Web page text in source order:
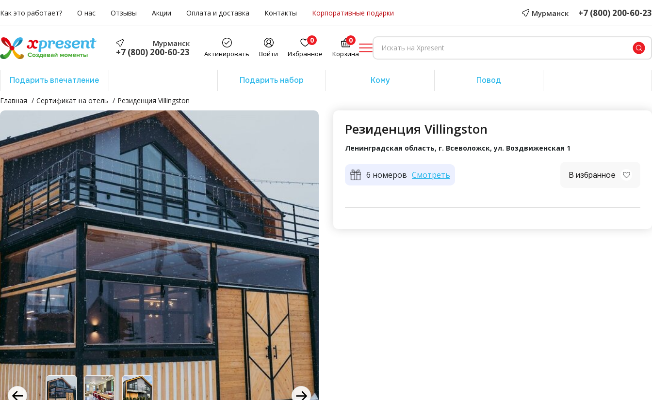
Как это работает? О нас Отзывы Акции Оплата и доставка Контакты Корпоративные подарки Мурманск +7 (800) 200-60-23
Мурманск
+7 (800) 200-60-23 Активировать Войти
0
Избранное
0
Корзина
Подарить впечатление Подарить набор Кому Повод
Главная Сертификат на отель Резиденция Villingston
Резиденция Villingston
Ленинградская область, г. Всеволожск, ул. Воздвиженская 1
6 номеров Смотреть В избранное